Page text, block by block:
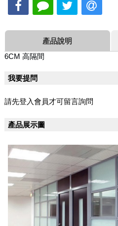
產品說明
6CM 高隔間
我要提問
請先登入會員才可留言詢問
產品展示圖